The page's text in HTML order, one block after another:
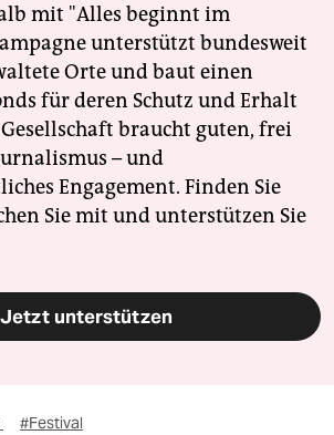
mit "Alles beginnt im
unterstützt bundesweit
Orte und baut einen
für deren Schutz und Erhalt
braucht guten, frei
– und
Engagement. Finden Sie
Sie mit und unterstützen Sie
Jetzt unterstützen
#Festival